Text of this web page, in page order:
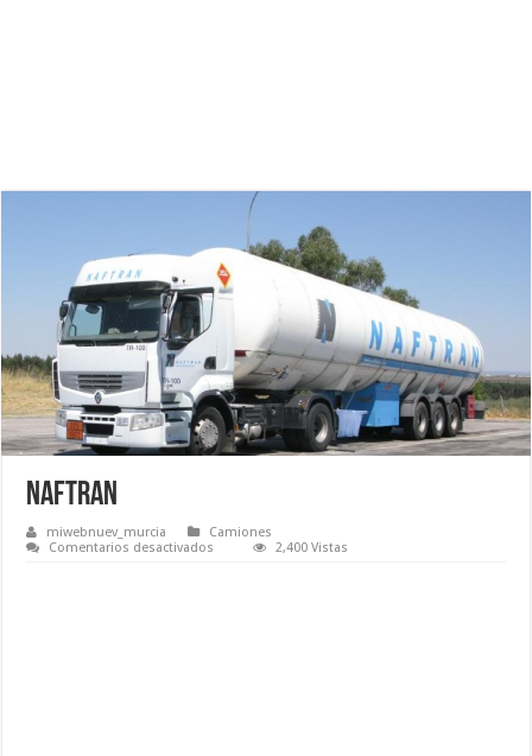
Naftran
miwebnuev_murcia
Camiones
Comentarios desactivados
2,400 Vistas